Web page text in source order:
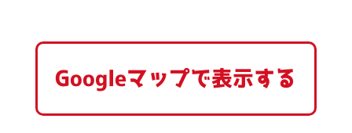
Googleマップで表示する